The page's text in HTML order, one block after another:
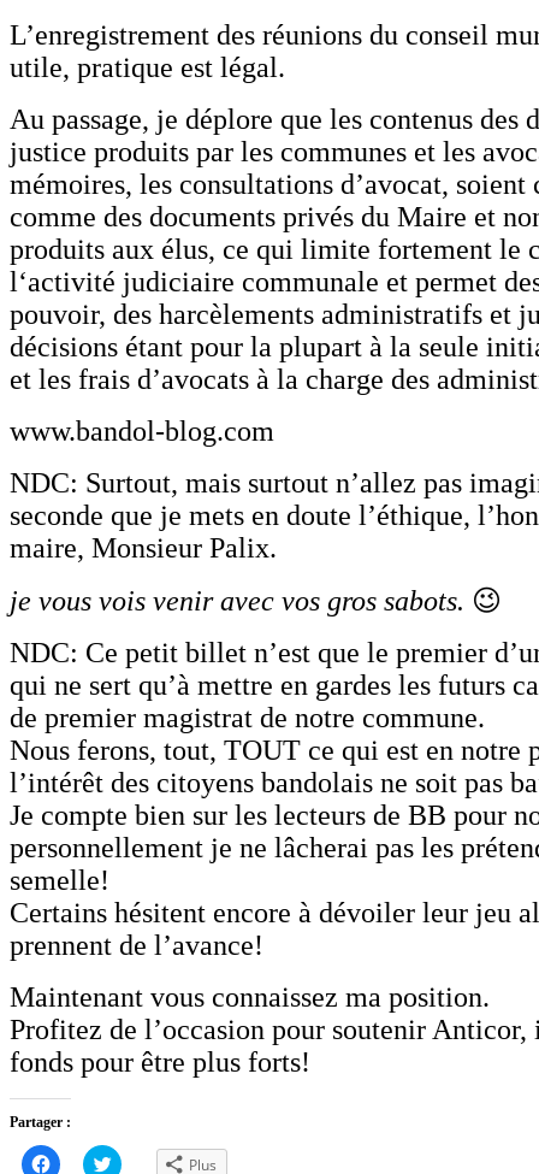
L’enregistrement des réunions du conseil
utile, pratique est légal.
Au passage, je déplore que les contenus des
justice produits par les communes et les
mémoires, les consultations d’avocat, soient
comme des documents privés du Maire et
produits aux élus, ce qui limite fortement le
l‘activité judiciaire communale et permet
pouvoir, des harcèlements administratifs et
décisions étant pour la plupart à la seule
et les frais d’avocats à la charge des
www.bandol-blog.com
NDC: Surtout, mais surtout n’allez pas
seconde que je mets en doute l’éthique,
maire, Monsieur Palix.
je vous vois venir avec vos gros sabots. 😉
NDC: Ce petit billet n’est que le premier
qui ne sert qu’à mettre en gardes les futurs
de premier magistrat de notre commune.
Nous ferons, tout, TOUT ce qui est en notre
l’intérêt des citoyens bandolais ne soit pas
Je compte bien sur les lecteurs de BB pour
personnellement je ne lâcherai pas les
semelle!
Certains hésitent encore à dévoiler leur jeu
prennent de l’avance!
Maintenant vous connaissez ma position.
Profitez de l’occasion pour soutenir Anticor,
fonds pour être plus forts!
Partager :
Cliquez Cliquez Plus